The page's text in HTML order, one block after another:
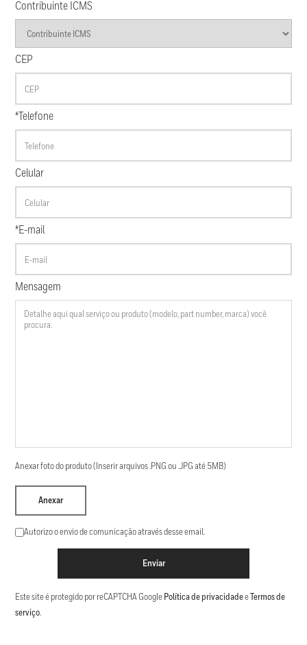
Contribuinte ICMS
CEP
*Telefone
Celular
*E-mail
Mensagem
Anexar foto do produto (Inserir arquivos .PNG ou .JPG até 5MB)
Anexar
Autorizo o envio de comunicação através desse email.
Enviar
Este site é protegido por reCAPTCHA Google Política de privacidadee Termos de
serviço.